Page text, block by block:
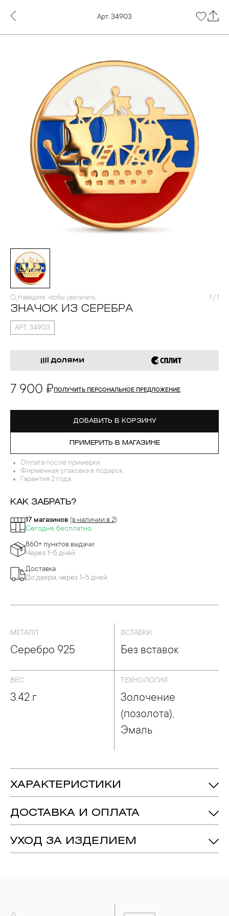
Арт. 34903
Наведите, чтобы увеличить 1 / 1
ЗНАЧОК ИЗ СЕРЕБРА
АРТ. 34903
7 900 ₽ ПОЛУЧИТЬ ПЕРСОНАЛЬНОЕ ПРЕДЛОЖЕНИЕ
ДОБАВИТЬ В КОРЗИНУ
ПРИМЕРИТЬ В МАГАЗИНЕ
Оплата после примерки
Фирменная упаковка в подарок
Гарантия 2 года
КАК ЗАБРАТЬ?
17 магазинов (в наличии в 2)
Сегодня, бесплатно
860+ пунктов выдачи
Через 1-5 дней
Доставка
До двери, через 1-5 дней
МЕТАЛЛ
Серебро 925
ВСТАВКИ
Без вставок
ВЕС
3.42 г
ТЕХНОЛОГИЯ
Золочение
(позолота),
Эмаль
ХАРАКТЕРИСТИКИ
Металл: Серебро 925
Технология: Золочение (позолота), Эмаль
ДОСТАВКА И ОПЛАТА
УХОД ЗА ИЗДЕЛИЕМ
активный кислород и при нанесении косметических
средств. Современные косметические средства содержат в